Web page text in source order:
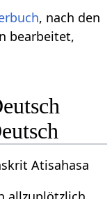
, nach den
bearbeitet,
Atisahasa